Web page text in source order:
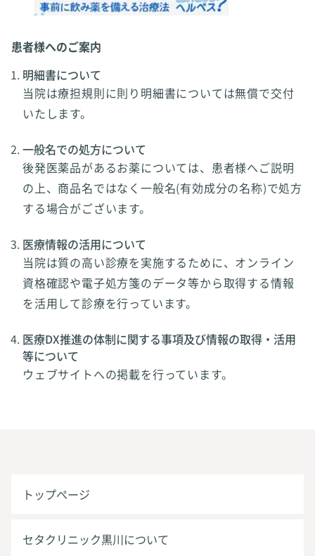
患者様へのご案内
明細書について
当院は療担規則に則り明細書については無償で交付
いたします。
一般名での処方について
後発医薬品があるお薬については、患者様へご説明
の上、商品名ではなく一般名(有効成分の名称)で処方
する場合がございます。
医療情報の活用について
当院は質の高い診療を実施するために、オンライン
資格確認や電子処方箋のデータ等から取得する情報
を活用して診療を行っています。
医療DX推進の体制に関する事項及び情報の取得・活用
等について
ウェブサイトへの掲載を行っています。
トップページ
セタクリニック黒川について